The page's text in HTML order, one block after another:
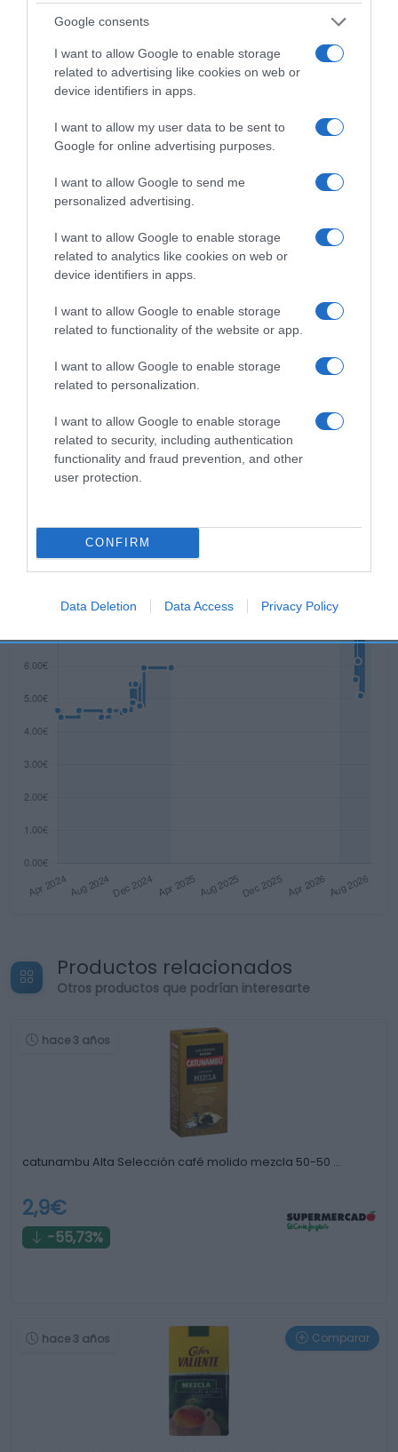
Google consents
I want to allow Google to enable storage
related to advertising like cookies on web or
device identifiers in apps.
I want to allow my user data to be sent to
Google for online advertising purposes.
I want to allow Google to send me
personalized advertising.
I want to allow Google to enable storage
related to analytics like cookies on web or
device identifiers in apps.
I want to allow Google to enable storage
related to functionality of the website or app.
I want to allow Google to enable storage
related to personalization.
I want to allow Google to enable storage
related to security, including authentication
functionality and fraud prevention, and other
user protection.
CONFIRM
Data Deletion Data Access Privacy Policy
Información general
Denominación del alimento:
Café espressoPaís de origen:
ItaliaNombre del operador:
Ofistrade S.A.Dirección del operador:
BarcelonaLugar de procedencia del alimento:
ItaliaCantidad Neta:
250 g
Ingredientes y alérgenos
de referencia:
Ingesta de referencia de un adulto medio (8400
kJ\/2000 kcal)100 gDescripción de la
raciónInformación Nutricional. Valores medios por
100gCantidad/Unidad(VRN)Valor energético1409
cuales- saturadas6.50 g-Hidratos de carbono11.40
g-De los cuales- Azúcares0.5 g-Fibra
alimentaria52.60 g-Proteínas16 g-Sal0.02 g-
Conservación y utilización Conservar en lugar
fresco y seco.
Evolución del precio
Histórico de precios desde el inicio del seguimiento
Productos relacionados
Otros productos que podrían interesarte
hace 3 años
catunambu Alta Selección café molido mezcla 50-50 …
2,9€
-55,73%
hace 3 años Comparar